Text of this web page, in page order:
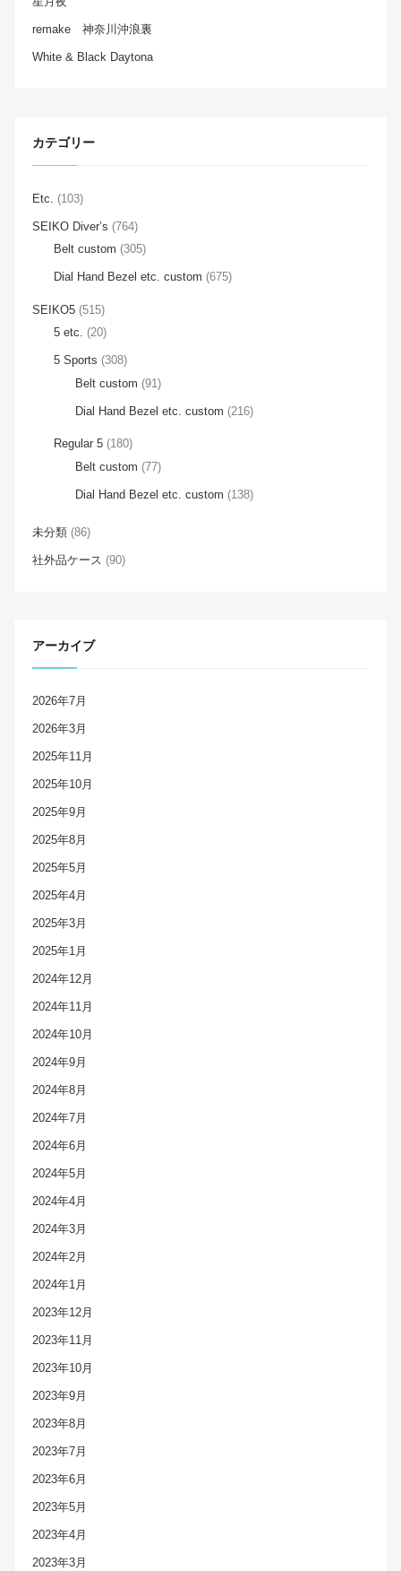
remake 神奈川沖浪裏
White & Black Daytona
カテゴリー
Etc. (103)
SEIKO Diver’s (764)
Belt custom (305)
Dial Hand Bezel etc. custom (675)
SEIKO5 (515)
5 etc. (20)
5 Sports (308)
Belt custom (91)
Dial Hand Bezel etc. custom (216)
Regular 5 (180)
Belt custom (77)
Dial Hand Bezel etc. custom (138)
未分類 (86)
社外品ケース (90)
アーカイブ
2026年7月
2026年3月
2025年11月
2025年10月
2025年9月
2025年8月
2025年5月
2025年4月
2025年3月
2025年1月
2024年12月
2024年11月
2024年10月
2024年9月
2024年8月
2024年7月
2024年6月
2024年5月
2024年4月
2024年3月
2024年2月
2024年1月
2023年12月
2023年11月
2023年10月
2023年9月
2023年8月
2023年7月
2023年6月
2023年5月
2023年4月
2023年3月